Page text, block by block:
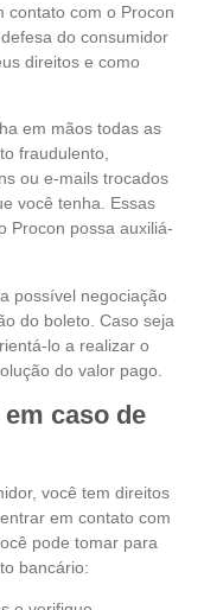
contato com o Procon
do consumidor
direitos e como
em mãos todas as
fraudulento,
ou e-mails trocados
você tenha. Essas
Procon possa auxiliá-
possível negociação
do boleto. Caso seja
lo a realizar o
do valor pago.
caso de
você tem direitos
em contato com
pode tomar para
bancário: